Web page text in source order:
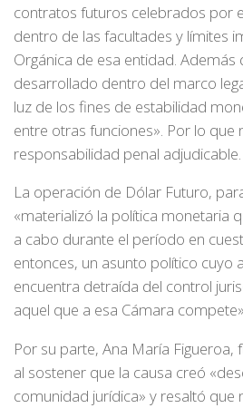
contratos futuros celebrados por
dentro de las facultades y límites
Orgánica de esa entidad.
desarrollado dentro del marco
luz de los fines de estabilidad
entre otras funciones». Por lo que
responsabilidad penal adjudicable.
La operación de Dólar Futuro,
«materializó la política monetaria
a cabo durante el período en
entonces, un asunto político cuyo
encuentra detraída del control
aquel que a esa Cámara
Por su parte, Ana María Figueroa,
al sostener que la causa creó
comunidad jurídica» y resaltó que